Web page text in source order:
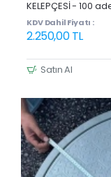
KELEPÇESİ - 100
KDV Dahil Fiyatı :
2.250,00 TL
Satın Al